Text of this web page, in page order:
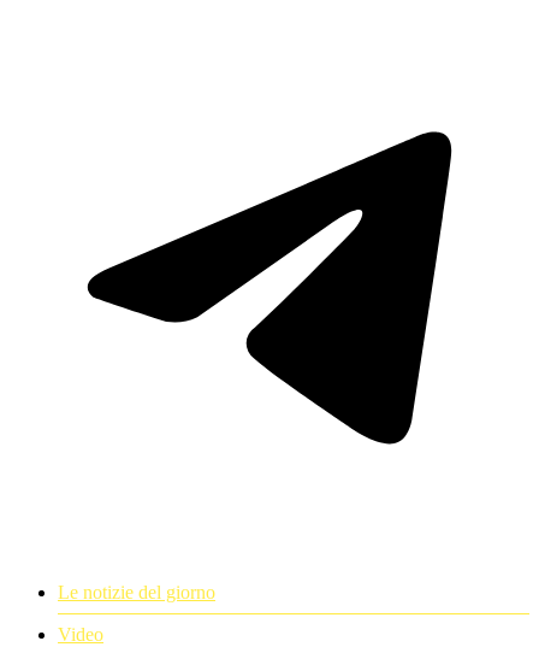
Le notizie del giorno
Video